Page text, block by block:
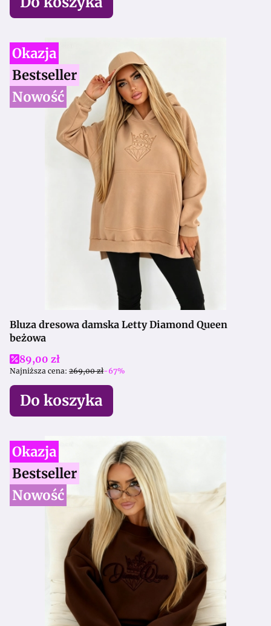
Okazja
Bestseller
Nowość
Bluza dresowa damska Letty Diamond Queen
beżowa
Cena promocyjna
89,00 zł
Najniższa cena: 269,00 zł-67%
Do koszyka
Okazja
Bestseller
Nowość